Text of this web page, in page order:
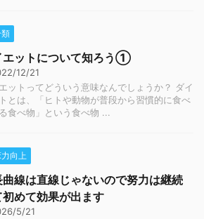
エットについて知ろう①
12/21
ットってどういう意味なんでしょうか？ ダイ
とは、「ヒトや動物が普段から習慣的に食べ
食べ物」という食べ物 ...
向上
曲線は直線じゃないので努力は継続
初めて効果が出ます
5/21